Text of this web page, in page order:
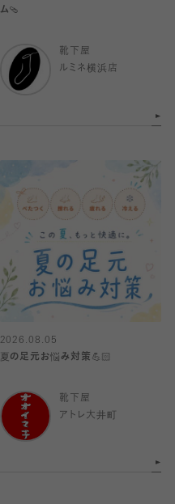
ム🩴
靴下屋
ルミネ横浜店
2026.08.05
夏の足元お悩み対策💪🏻
靴下屋
アトレ大井町